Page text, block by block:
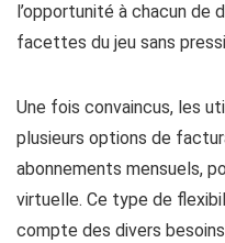
l’opportunité à chacun de
facettes du jeu sans
Une fois convaincus, les
plusieurs options de
abonnements mensuels,
virtuelle. Ce type de
compte des divers